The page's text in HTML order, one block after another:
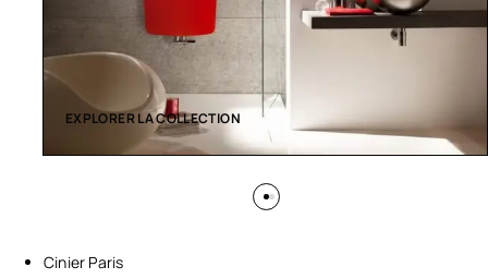
EXPLORER LA COLLECTION
Cinier Paris